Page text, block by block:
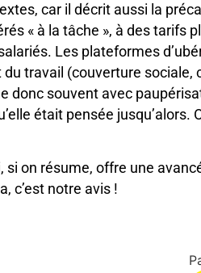
car il décrit aussi la
« à la tâche », à des tarifs
Les plateformes
travail (couverture sociale,
donc souvent avec
était pensée jusqu’alors.
on résume, offre une
c’est notre avis !